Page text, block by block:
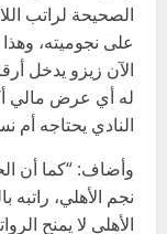
الصحيحة لراتب
على نجوميته،
الآن زيزو يدخل
له أي عرض مالي
النادي يحتاجه أم
وأضاف: “كما أن
نجم الأهلي، راتبه
الأهلي لا يمنح